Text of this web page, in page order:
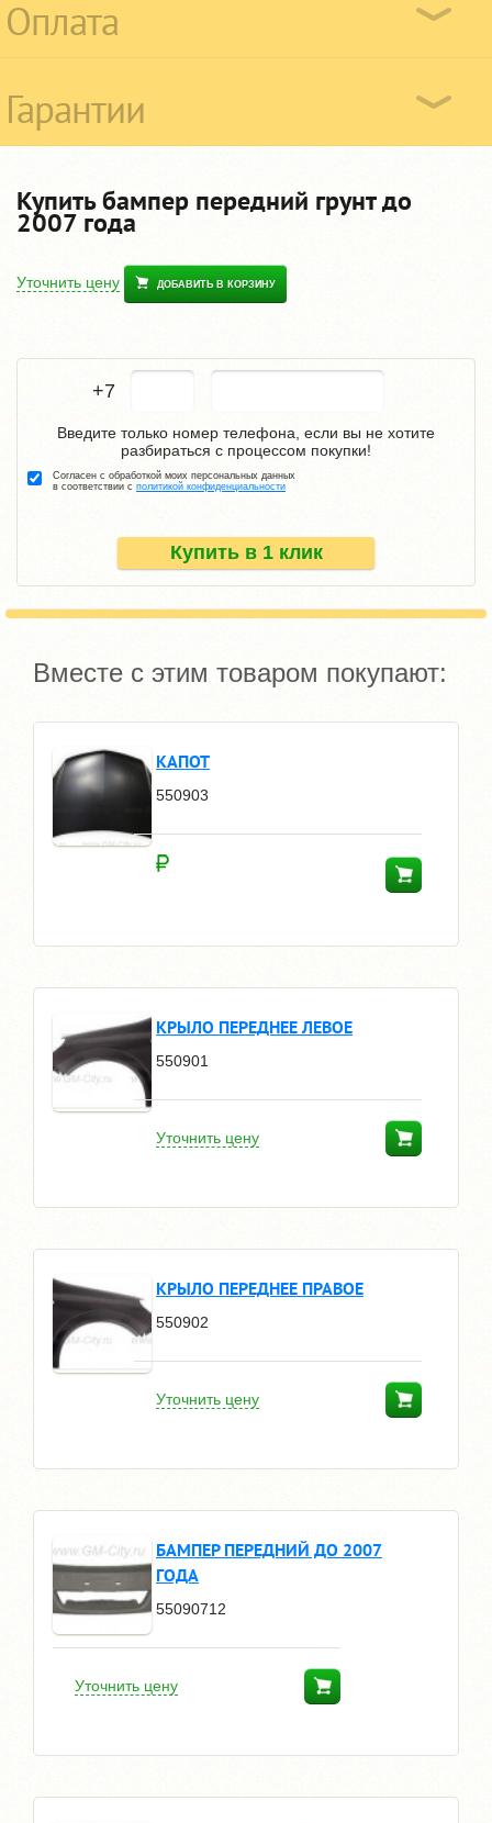
Оплата
Гарантии
Купить бампер передний грунт до
2007 года
Уточнить цену ДОБАВИТЬ В КОРЗИНУ
+7
Купить в 1 клик
Введите только номер телефона, если вы не хотите
разбираться с процессом покупки!
Согласен с обработкой моих персональных данных
в соответствии с политикой конфиденциальности
Вместе с этим товаром покупают:
КАПОТ
550903
КРЫЛО ПЕРЕДНЕЕ ЛЕВОЕ
550901
Уточнить цену
КРЫЛО ПЕРЕДНЕЕ ПРАВОЕ
550902
Уточнить цену
БАМПЕР ПЕРЕДНИЙ ДО 2007
ГОДА
55090712
Уточнить цену